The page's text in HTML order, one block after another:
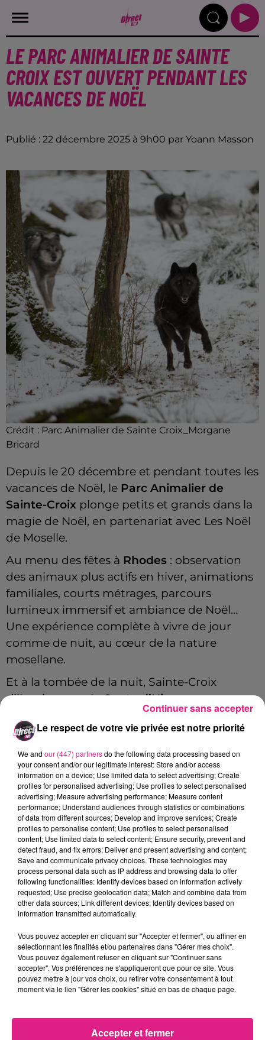
LE PARC ANIMALIER DE SAINTE
CROIX EST OUVERT PENDANT LES
VACANCES DE NOËL
Publié : 22 décembre 2025 à 9h00 par Yoann Masson
Crédit : Parc Animalier de Sainte Croix_Morgane
Bricard
Depuis le 20 décembre et pendant toutes les
vacances de Noël, le Parc Animalier de
Sainte-Croix plonge petits et grands dans la
magie de Noël, en partenariat avec Les Noël
de Moselle.
Au menu des fêtes à Rhodes : observation
des animaux plus actifs en hiver, animations
familiales, courts métrages, parcours
lumineux immersif et ambiance de Noël…
Une expérience complète à vivre de jour
comme de nuit, au cœur de la nature
mosellane.
Et à la tombée de la nuit, Sainte-Croix
s’illumine avec leConte d’Hiver, un parcours
nocturne immersif au cœur de la forêt. Onze
scènes lumineuses jalonnent les sentiers :
arbres anciens, esprits de la nature, Amarok,
l’esprit géant du loup... Chaque tableau
raconte une histoire et rapproche les
visiteurs de leur quête : retrouver l’hiver
disparu en Moselle.
Le respect de votre vie privée est notre priorité
We and our (447) partnersdo the following data processing based on
your consent and/or our legitimate interest: Store and/or access
information on a device; Use limited data to select advertising; Create
profiles for personalised advertising; Use profiles to select personalised
advertising; Measure advertising performance; Measure content
performance; Understand audiences through statistics or combinations
of data from different sources; Develop and improve services; Create
profiles to personalise content; Use profiles to select personalised
content; Use limited data to select content; Ensure security, prevent and
detect fraud, and fix errors; Deliver and present advertising and content;
Save and communicate privacy choices. These technologies may
process personal data such as IP address and browsing data to offer
following functionalities: Identify devices based on information actively
requested; Use precise geolocation data; Match and combine data from
other data sources; Link different devices; Identify devices based on
information transmitted automatically.
Vous pouvez accepter en cliquant sur "Accepter et fermer", ou affiner en
sélectionnant les finalités et/ou partenaires dans "Gérer mes choix".
Vous pouvez également refuser en cliquant sur "Continuer sans
accepter". Vos préférences ne s'appliqueront que pour ce site. Vous
pouvez mettre à jour vos choix, ou retirer votre consentement à tout
moment via le lien "Gérer les cookies" situé en bas de chaque page.
Accepter et fermer
Continuer sans accepter